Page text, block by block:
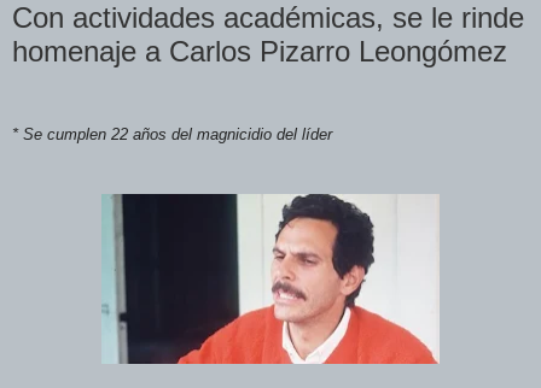
Con actividades académicas, se le rinde
homenaje a Carlos Pizarro Leongómez
* Se cumplen 22 años del magnicidio del líder